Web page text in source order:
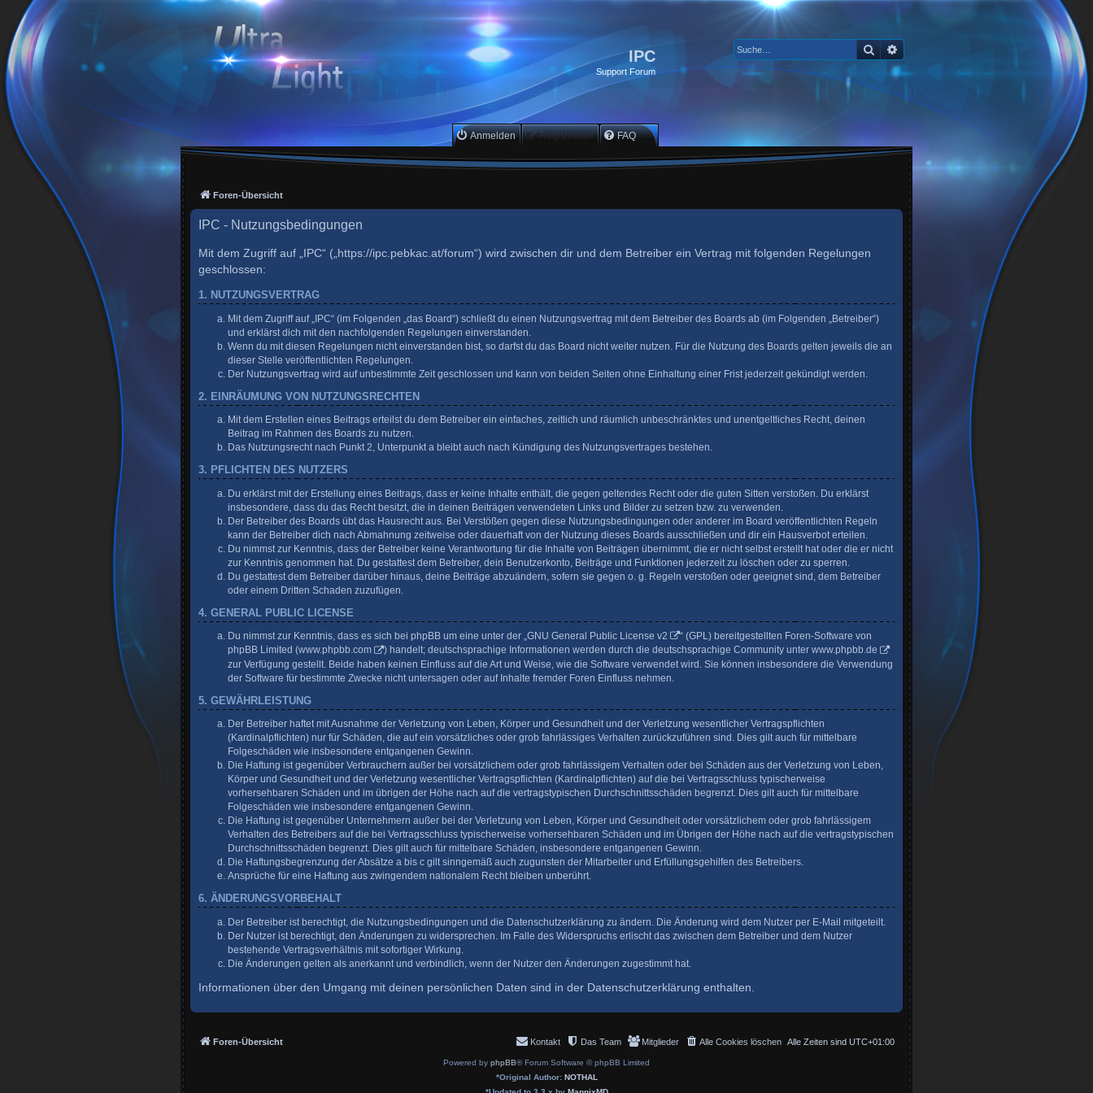
IPC
Support Forum
Suche
Anmelden Registrieren FAQ
Foren-Übersicht
IPC - Nutzungsbedingungen
Mit dem Zugriff auf „IPC“ („https://ipc.pebkac.at/forum“) wird zwischen dir und dem Betreiber ein Vertrag mit folgenden Regelungen
geschlossen:
1. NUTZUNGSVERTRAG
Mit dem Zugriff auf „IPC“ (im Folgenden „das Board“) schließt du einen Nutzungsvertrag mit dem Betreiber des Boards ab (im Folgenden „Betreiber“)
und erklärst dich mit den nachfolgenden Regelungen einverstanden.
Wenn du mit diesen Regelungen nicht einverstanden bist, so darfst du das Board nicht weiter nutzen. Für die Nutzung des Boards gelten jeweils die an
dieser Stelle veröffentlichten Regelungen.
Der Nutzungsvertrag wird auf unbestimmte Zeit geschlossen und kann von beiden Seiten ohne Einhaltung einer Frist jederzeit gekündigt werden.
2. EINRÄUMUNG VON NUTZUNGSRECHTEN
Mit dem Erstellen eines Beitrags erteilst du dem Betreiber ein einfaches, zeitlich und räumlich unbeschränktes und unentgeltliches Recht, deinen
Beitrag im Rahmen des Boards zu nutzen.
Das Nutzungsrecht nach Punkt 2, Unterpunkt a bleibt auch nach Kündigung des Nutzungsvertrages bestehen.
3. PFLICHTEN DES NUTZERS
Du erklärst mit der Erstellung eines Beitrags, dass er keine Inhalte enthält, die gegen geltendes Recht oder die guten Sitten verstoßen. Du erklärst
insbesondere, dass du das Recht besitzt, die in deinen Beiträgen verwendeten Links und Bilder zu setzen bzw. zu verwenden.
Der Betreiber des Boards übt das Hausrecht aus. Bei Verstößen gegen diese Nutzungsbedingungen oder anderer im Board veröffentlichten Regeln
kann der Betreiber dich nach Abmahnung zeitweise oder dauerhaft von der Nutzung dieses Boards ausschließen und dir ein Hausverbot erteilen.
Du nimmst zur Kenntnis, dass der Betreiber keine Verantwortung für die Inhalte von Beiträgen übernimmt, die er nicht selbst erstellt hat oder die er nicht
zur Kenntnis genommen hat. Du gestattest dem Betreiber, dein Benutzerkonto, Beiträge und Funktionen jederzeit zu löschen oder zu sperren.
Du gestattest dem Betreiber darüber hinaus, deine Beiträge abzuändern, sofern sie gegen o. g. Regeln verstoßen oder geeignet sind, dem Betreiber
oder einem Dritten Schaden zuzufügen.
4. GENERAL PUBLIC LICENSE
Du nimmst zur Kenntnis, dass es sich bei phpBB um eine unter der „GNU General Public License v2
“ (GPL) bereitgestellten Foren-Software von
phpBB Limited (www.phpbb.com ) handelt; deutschsprachige Informationen werden durch die deutschsprachige Community unter www.phpbb.de
zur Verfügung gestellt. Beide haben keinen Einfluss auf die Art und Weise, wie die Software verwendet wird. Sie können insbesondere die Verwendung
der Software für bestimmte Zwecke nicht untersagen oder auf Inhalte fremder Foren Einfluss nehmen.
5. GEWÄHRLEISTUNG
Der Betreiber haftet mit Ausnahme der Verletzung von Leben, Körper und Gesundheit und der Verletzung wesentlicher Vertragspflichten
(Kardinalpflichten) nur für Schäden, die auf ein vorsätzliches oder grob fahrlässiges Verhalten zurückzuführen sind. Dies gilt auch für mittelbare
Folgeschäden wie insbesondere entgangenen Gewinn.
Die Haftung ist gegenüber Verbrauchern außer bei vorsätzlichem oder grob fahrlässigem Verhalten oder bei Schäden aus der Verletzung von Leben,
Körper und Gesundheit und der Verletzung wesentlicher Vertragspflichten (Kardinalpflichten) auf die bei Vertragsschluss typischerweise
vorhersehbaren Schäden und im übrigen der Höhe nach auf die vertragstypischen Durchschnittsschäden begrenzt. Dies gilt auch für mittelbare
Folgeschäden wie insbesondere entgangenen Gewinn.
Die Haftung ist gegenüber Unternehmern außer bei der Verletzung von Leben, Körper und Gesundheit oder vorsätzlichem oder grob fahrlässigem
Verhalten des Betreibers auf die bei Vertragsschluss typischerweise vorhersehbaren Schäden und im Übrigen der Höhe nach auf die vertragstypischen
Durchschnittsschäden begrenzt. Dies gilt auch für mittelbare Schäden, insbesondere entgangenen Gewinn.
Die Haftungsbegrenzung der Absätze a bis c gilt sinngemäß auch zugunsten der Mitarbeiter und Erfüllungsgehilfen des Betreibers.
Ansprüche für eine Haftung aus zwingendem nationalem Recht bleiben unberührt.
6. ÄNDERUNGSVORBEHALT
Der Betreiber ist berechtigt, die Nutzungsbedingungen und die Datenschutzerklärung zu ändern. Die Änderung wird dem Nutzer per E-Mail mitgeteilt.
Der Nutzer ist berechtigt, den Änderungen zu widersprechen. Im Falle des Widerspruchs erlischt das zwischen dem Betreiber und dem Nutzer
bestehende Vertragsverhältnis mit sofortiger Wirkung.
Die Änderungen gelten als anerkannt und verbindlich, wenn der Nutzer den Änderungen zugestimmt hat.
Informationen über den Umgang mit deinen persönlichen Daten sind in der Datenschutzerklärung enthalten.
Foren-Übersicht Alle Zeiten sind UTC+01:00
Alle Cookies löschen
Mitglieder
Das Team
Kontakt
Powered by phpBB® Forum Software © phpBB Limited
*Original Author: NOTHAL